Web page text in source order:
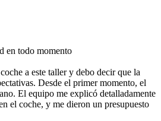
en todo momento
a este taller y debo decir que la
Desde el primer momento, el
El equipo me explicó detalladamente
el coche, y me dieron un presupuesto